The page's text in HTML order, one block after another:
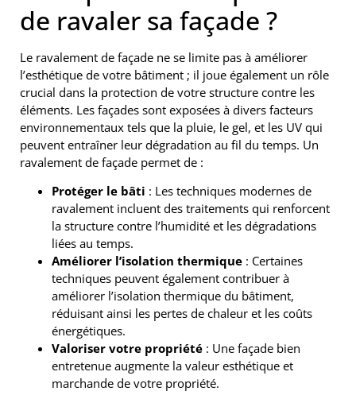
de ravaler sa façade ?
Le ravalement de façade ne se limite pas à améliorer
l’esthétique de votre bâtiment ; il joue également un rôle
crucial dans la protection de votre structure contre les
éléments. Les façades sont exposées à divers facteurs
environnementaux tels que la pluie, le gel, et les UV qui
peuvent entraîner leur dégradation au fil du temps. Un
ravalement de façade permet de :
Protéger le bâti : Les techniques modernes de
ravalement incluent des traitements qui renforcent
la structure contre l’humidité et les dégradations
liées au temps.
Améliorer l’isolation thermique : Certaines
techniques peuvent également contribuer à
améliorer l’isolation thermique du bâtiment,
réduisant ainsi les pertes de chaleur et les coûts
énergétiques.
Valoriser votre propriété : Une façade bien
entretenue augmente la valeur esthétique et
marchande de votre propriété.